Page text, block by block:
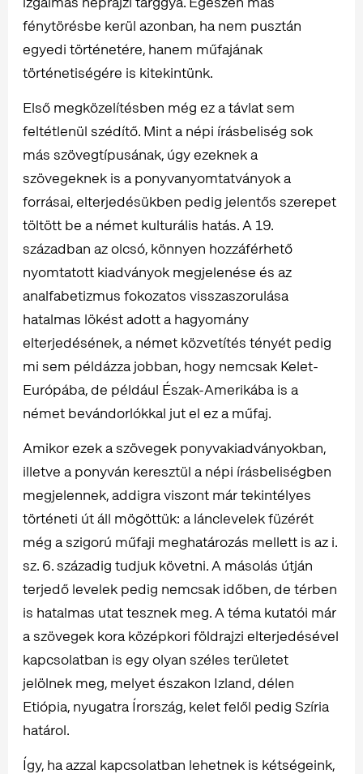
fénytörésbe kerül azonban, ha nem pusztán
egyedi történetére, hanem műfajának
történetiségére is kitekintünk.
Első megközelítésben még ez a távlat sem
feltétlenül szédítő. Mint a népi írásbeliség sok
más szövegtípusának, úgy ezeknek a
szövegeknek is a ponyvanyomtatványok a
forrásai, elterjedésükben pedig jelentős szerepet
töltött be a német kulturális hatás. A 19.
században az olcsó, könnyen hozzáférhető
nyomtatott kiadványok megjelenése és az
analfabetizmus fokozatos visszaszorulása
hatalmas lökést adott a hagyomány
elterjedésének, a német közvetítés tényét pedig
mi sem példázza jobban, hogy nemcsak Kelet-
Európába, de például Észak-Amerikába is a
német bevándorlókkal jut el ez a műfaj.
Amikor ezek a szövegek ponyvakiadványokban,
illetve a ponyván keresztül a népi írásbeliségben
megjelennek, addigra viszont már tekintélyes
történeti út áll mögöttük: a lánclevelek füzérét
még a szigorú műfaji meghatározás mellett is az i.
sz. 6. századig tudjuk követni. A másolás útján
terjedő levelek pedig nemcsak időben, de térben
is hatalmas utat tesznek meg. A téma kutatói már
a szövegek kora középkori földrajzi elterjedésével
kapcsolatban is egy olyan széles területet
jelölnek meg, melyet északon Izland, délen
Etiópia, nyugatra Írország, kelet felől pedig Szíria
határol.
Így, ha azzal kapcsolatban lehetnek is kétségeink,